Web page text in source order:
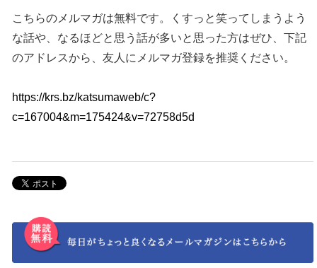
こちらのメルマガは無料です。くすっと笑ってしまうよう
な話や、なるほどと思う話が多いと思った方はぜひ、下記
のアドレスから、友人にメルマガ登録を推奨ください。
https://krs.bz/katsumaweb/c?
c=167004&m=175424&v=72758d5d